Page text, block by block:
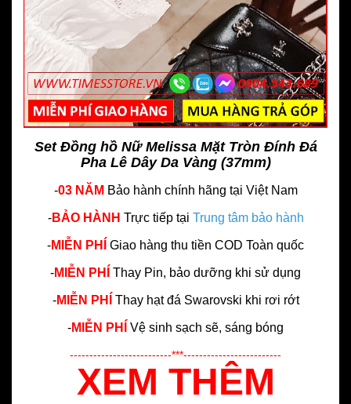
Set Đồng hồ Nữ Melissa Mặt Tròn Đính Đá
Pha Lê Dây Da Vàng (37mm)
-03 NĂM Bảo hành chính hãng tại Việt Nam
-BẢO HÀNH Trực tiếp tại Trung tâm bảo hành
-MIỄN PHÍ Giao hàng thu tiền COD Toàn quốc
-MIỄN PHÍ Thay Pin, bảo dưỡng khi sử dụng
-MIỄN PHÍ Thay hạt đá Swarovski khi rơi rớt
-MIỄN PHÍ Vệ sinh sạch sẽ, sáng bóng
--------------------------***-------------------------
XEM THÊM